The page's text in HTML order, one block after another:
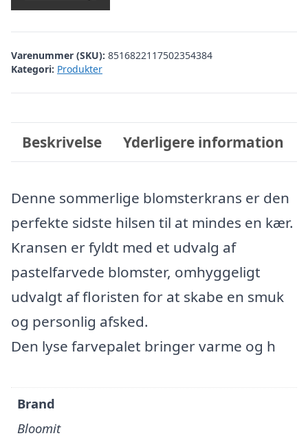
Varenummer (SKU): 8516822117502354384
Kategori: Produkter
Beskrivelse Yderligere information
Denne sommerlige blomsterkrans er den
perfekte sidste hilsen til at mindes en kær.
Kransen er fyldt med et udvalg af
pastelfarvede blomster, omhyggeligt
udvalgt af floristen for at skabe en smuk
og personlig afsked.
Den lyse farvepalet bringer varme og h
Brand
Bloomit